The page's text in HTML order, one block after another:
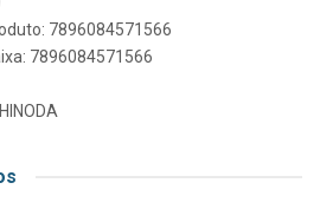
7896084571566
7896084571566